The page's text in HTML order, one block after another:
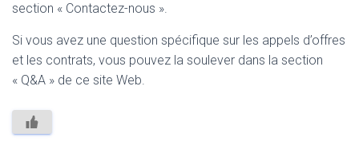
section « Contactez-nous ».
Si vous avez une question spécifique sur les appels d’offres
et les contrats, vous pouvez la soulever dans la section
« Q&A » de ce site Web.